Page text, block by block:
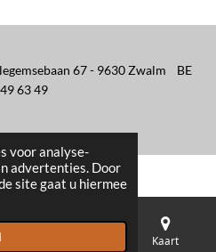
voor analyse-
advertenties. Door
site gaat u hiermee
67 - 9630 Zwalm BE
63 49
Kaart